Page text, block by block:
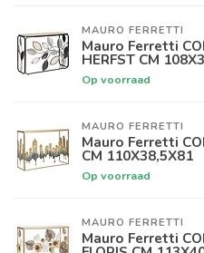
MAURO FERRETTI
Mauro Ferretti
HERFST CM
Op voorraad
MAURO FERRETTI
Mauro Ferretti
CM 110X38,5X81
Op voorraad
MAURO FERRETTI
Mauro Ferretti